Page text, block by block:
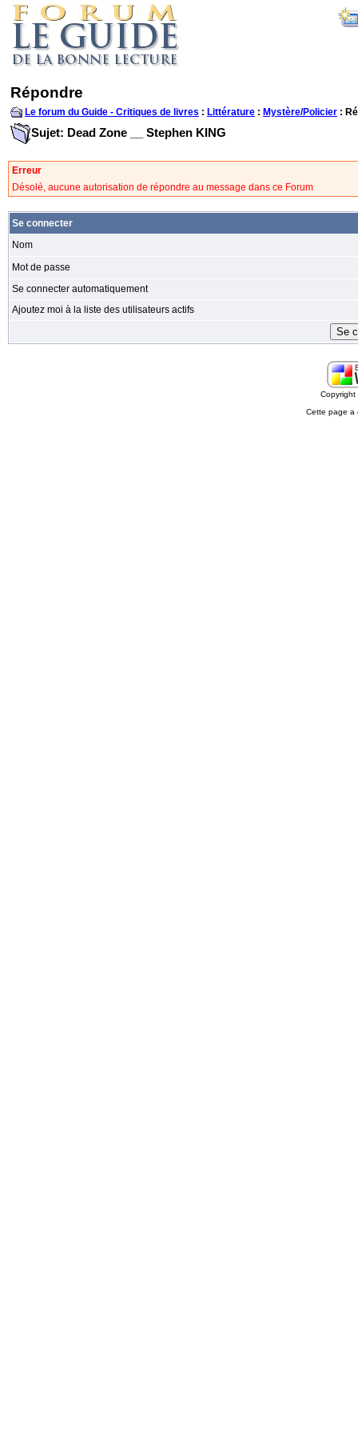
Répondre
Le forum du Guide - Critiques de livres : Littérature : Mystère/Policier :
Sujet: Dead Zone __ Stephen KING
Erreur
Désolé, aucune autorisation de répondre au message dans ce Forum
Se connecter
Nom
Mot de passe
Se connecter automatiquement
Ajoutez moi à la liste des utilisateurs actifs
Cette page a